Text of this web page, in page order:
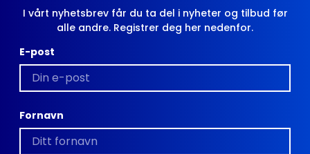
I vårt nyhetsbrev får du ta del i nyheter og tilbud før
alle andre. Registrer deg her nedenfor.
E-post
Fornavn